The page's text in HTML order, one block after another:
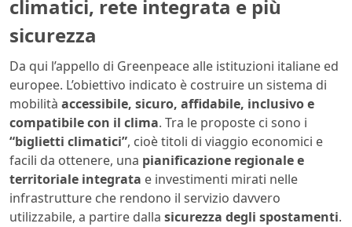
climatici, rete integrata e più
sicurezza
Da qui l’appello di Greenpeace alle istituzioni italiane ed
europee. L’obiettivo indicato è costruire un sistema di
mobilità accessibile, sicuro, affidabile, inclusivo e
compatibile con il clima. Tra le proposte ci sono i
“biglietti climatici”, cioè titoli di viaggio economici e
facili da ottenere, una pianificazione regionale e
territoriale integrata e investimenti mirati nelle
infrastrutture che rendono il servizio davvero
utilizzabile, a partire dalla sicurezza degli spostamenti.